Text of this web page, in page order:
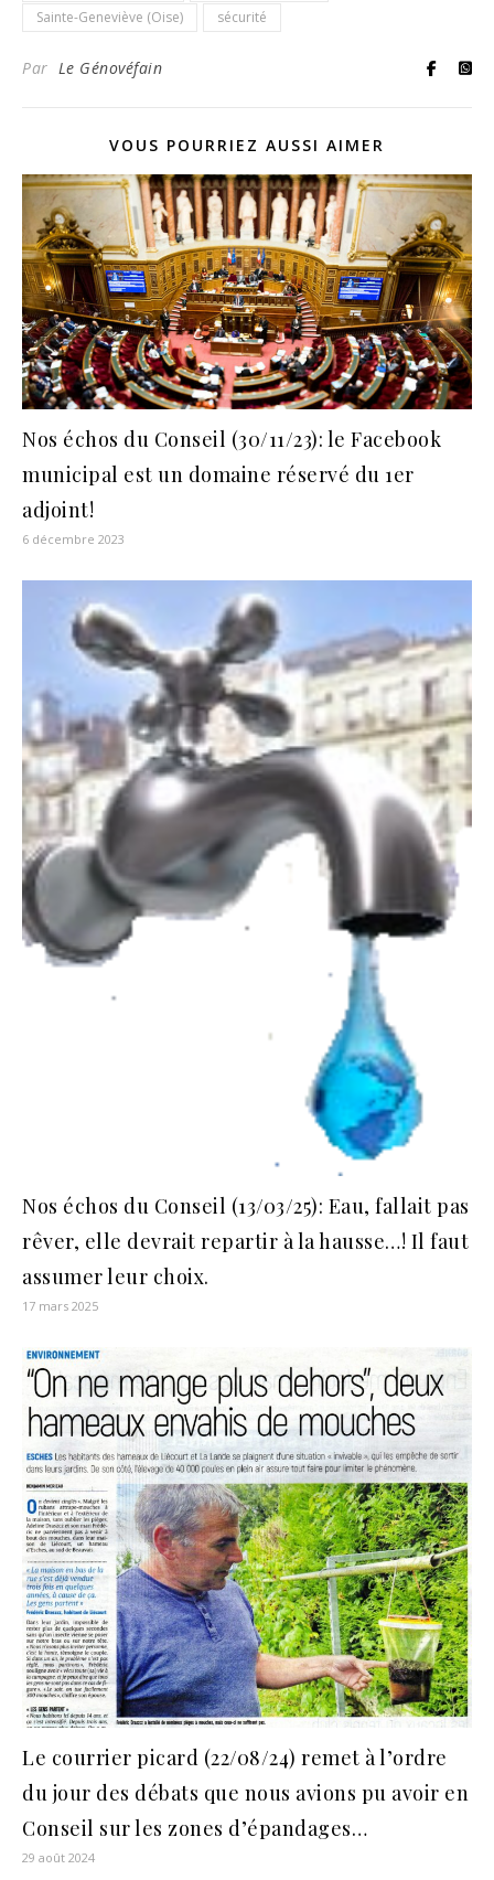
Sainte-Geneviève (Oise)
sécurité
Par Le Génovéfain
VOUS POURRIEZ AUSSI AIMER
Nos échos du Conseil (30/11/23): le Facebook
municipal est un domaine réservé du 1er
adjoint!
6 décembre 2023
Nos échos du Conseil (13/03/25): Eau, fallait pas
rêver, elle devrait repartir à la hausse…! Il faut
assumer leur choix.
17 mars 2025
Le courrier picard (22/08/24) remet à l’ordre
du jour des débats que nous avions pu avoir en
Conseil sur les zones d’épandages…
29 août 2024